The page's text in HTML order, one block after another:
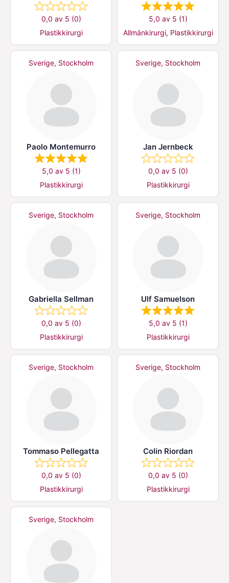
0,0 av 5 (0)
Plastikkirurgi
5,0 av 5 (1)
Allmänkirurgi, Plastikkirurgi
Sverige, Stockholm
Paolo Montemurro
5,0 av 5 (1)
Plastikkirurgi
Sverige, Stockholm
Jan Jernbeck
0,0 av 5 (0)
Plastikkirurgi
Sverige, Stockholm
Gabriella Sellman
0,0 av 5 (0)
Plastikkirurgi
Sverige, Stockholm
Ulf Samuelson
5,0 av 5 (1)
Plastikkirurgi
Sverige, Stockholm
Tommaso Pellegatta
0,0 av 5 (0)
Plastikkirurgi
Sverige, Stockholm
Colin Riordan
0,0 av 5 (0)
Plastikkirurgi
Sverige, Stockholm